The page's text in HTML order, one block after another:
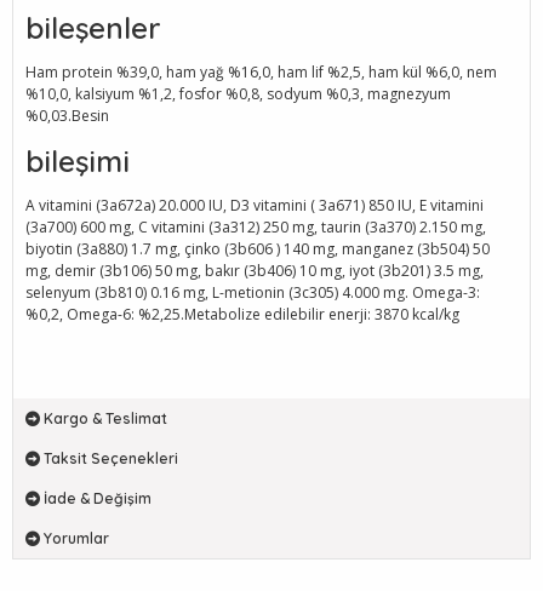
bileşenler
Ham protein %39,0, ham yağ %16,0, ham lif %2,5, ham kül %6,0, nem
%10,0, kalsiyum %1,2, fosfor %0,8, sodyum %0,3, magnezyum
%0,03.Besin
bileşimi
A vitamini (3a672a) 20.000 IU, D3 vitamini ( 3a671) 850 IU, E vitamini
(3a700) 600 mg, C vitamini (3a312) 250 mg, taurin (3a370) 2.150 mg,
biyotin (3a880) 1.7 mg, çinko (3b606 ) 140 mg, manganez (3b504) 50
mg, demir (3b106) 50 mg, bakır (3b406) 10 mg, iyot (3b201) 3.5 mg,
selenyum (3b810) 0.16 mg, L-metionin (3c305) 4.000 mg. Omega-3:
%0,2, Omega-6: %2,25.Metabolize edilebilir enerji: 3870 kcal/kg
Kargo & Teslimat
Taksit Seçenekleri
İade & Değişim
Yorumlar